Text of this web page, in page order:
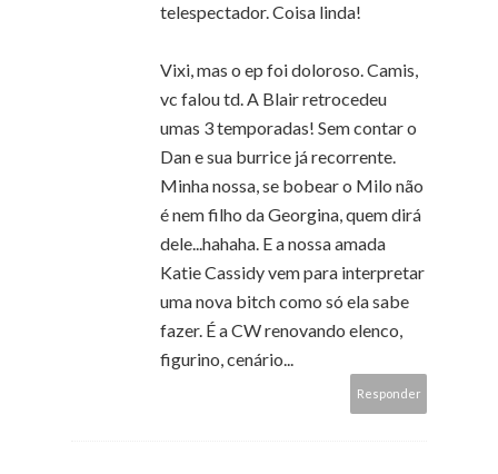
telespectador. Coisa linda!
Vixi, mas o ep foi doloroso. Camis,
vc falou td. A Blair retrocedeu
umas 3 temporadas! Sem contar o
Dan e sua burrice já recorrente.
Minha nossa, se bobear o Milo não
é nem filho da Georgina, quem dirá
dele...hahaha. E a nossa amada
Katie Cassidy vem para interpretar
uma nova bitch como só ela sabe
fazer. É a CW renovando elenco,
figurino, cenário...
Responder